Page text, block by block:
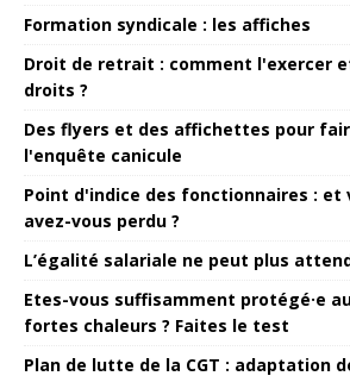
Formation syndicale : les affiches
Droit de retrait : comment l'exercer
droits ?
Des flyers et des affichettes pour
l'enquête canicule
Point d'indice des fonctionnaires : et
avez-vous perdu ?
L’égalité salariale ne peut plus
Etes-vous suffisamment protégé·e
fortes chaleurs ? Faites le test
Plan de lutte de la CGT : adaptation